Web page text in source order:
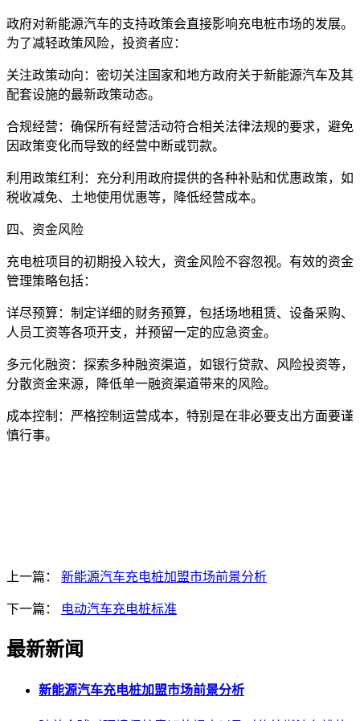
政府对新能源汽车的支持政策会直接影响充电桩市场的发展。
为了减轻政策风险，投资者应：
关注政策动向：密切关注国家和地方政府关于新能源汽车及其
配套设施的最新政策动态。
合规经营：确保所有经营活动符合相关法律法规的要求，避免
因政策变化而导致的经营中断或罚款。
利用政策红利：充分利用政府提供的各种补贴和优惠政策，如
税收减免、土地使用优惠等，降低经营成本。
四、资金风险
充电桩项目的初期投入较大，资金风险不容忽视。有效的资金
管理策略包括：
详尽预算：制定详细的财务预算，包括场地租赁、设备采购、
人员工资等各项开支，并预留一定的应急资金。
多元化融资：探索多种融资渠道，如银行贷款、风险投资等，
分散资金来源，降低单一融资渠道带来的风险。
成本控制：严格控制运营成本，特别是在非必要支出方面要谨
慎行事。
上一篇： 新能源汽车充电桩加盟市场前景分析
下一篇： 电动汽车充电桩标准
最新新闻
新能源汽车充电桩加盟市场前景分析